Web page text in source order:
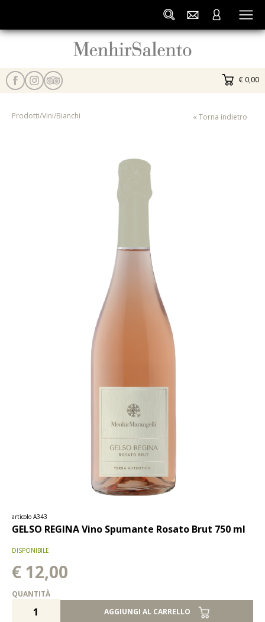
€ 0,00
Prodotti/Vini/Bianchi « Torna indietro
articolo A343
GELSO REGINA Vino Spumante Rosato Brut 750 ml
DISPONIBILE
€ 12,00
QUANTITÀ
AGGIUNGI AL CARRELLO